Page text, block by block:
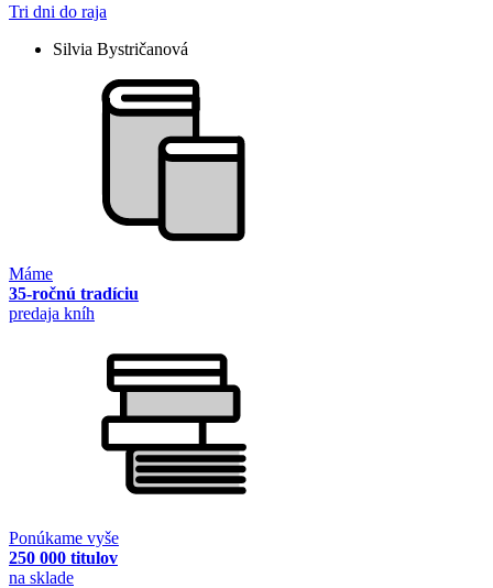
Tri dni do raja
Silvia Bystričanová
Máme
35-ročnú tradíciu
predaja kníh
Ponúkame vyše
250 000 titulov
na sklade